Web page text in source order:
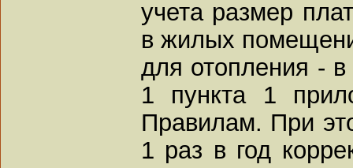
учета размер
в жилых
для отопления - в
1 пункта 1
Правилам. При
1 раз в год